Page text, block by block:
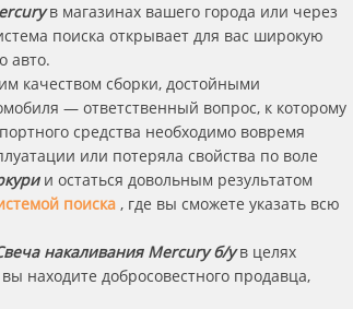
в магазинах вашего города или через
поиска открывает для вас широкую
авто.
качеством сборки, достойными
— ответственный вопрос, к которому
средства необходимо вовремя
или потеряла свойства по воле
и остаться довольным результатом
поиска , где вы сможете указать всю
накаливания Mercury б/у в целях
находите добросовестного продавца,